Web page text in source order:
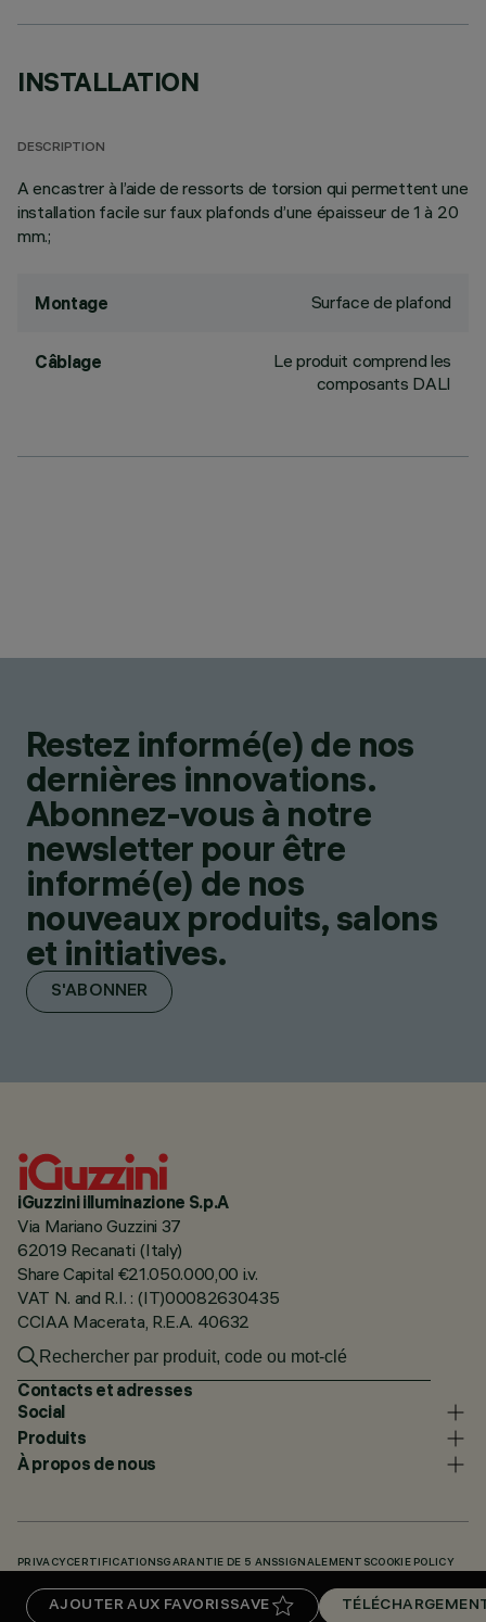
AJOUTER AUX FAVORISSAVE
INSTALLATION
DESCRIPTION
A encastrer à l’aide de ressorts de torsion qui permettent une
installation facile sur faux plafonds d’une épaisseur de 1 à 20
mm.;
Montage Surface de plafond
Câblage
Le produit comprend les
composants DALI
Restez informé(e) de nos
dernières innovations.
Abonnez-vous à notre
newsletter pour être
informé(e) de nos
nouveaux produits, salons
et initiatives.
S'ABONNER
iGuzzini illuminazione S.p.A
Via Mariano Guzzini 37
62019 Recanati (Italy)
Share Capital €21.050.000,00 i.v.
VAT N. and R.I. : (IT)00082630435
CCIAA Macerata, R.E.A. 40632
Contacts et adresses
Social
Produits
À propos de nous
PRIVACY CERTIFICATIONSGARANTIE DE 5 ANSSIGNALEMENTSCOOKIE POLICY
TÉLÉCHARGEMENTS